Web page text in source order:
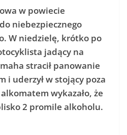
w powiecie
niebezpiecznego
W niedzielę, krótko po
jadący na
stracił panowanie
i uderzył w stojący poza
wykazało, że
2 promile alkoholu.